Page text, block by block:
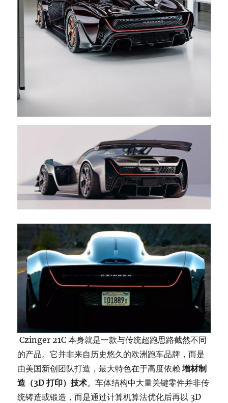
Czinger 21C 本身就是一款与传统超跑思路截然不同
的产品。它并非来自历史悠久的欧洲跑车品牌，而是
由美国新创团队打造，最大特色在于高度依赖增材制
造（3D 打印）技术。车体结构中大量关键零件并非传
统铸造或锻造，而是通过计算机算法优化后再以 3D